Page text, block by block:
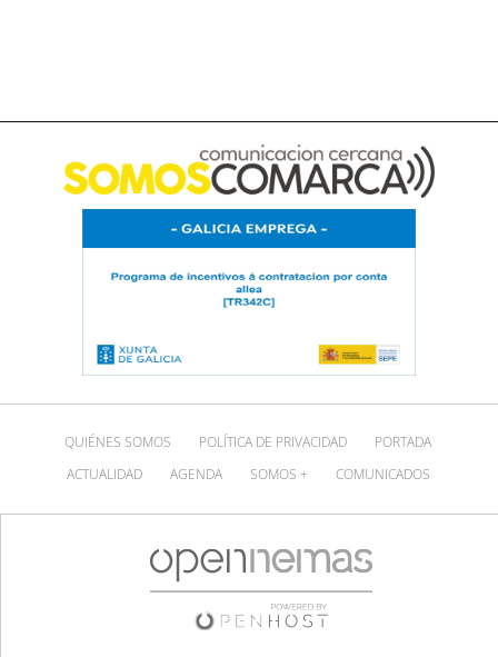
QUIÉNES SOMOS POLÍTICA DE PRIVACIDAD
PORTADA
ACTUALIDAD
AGENDA SOMOS + COMUNICADOS